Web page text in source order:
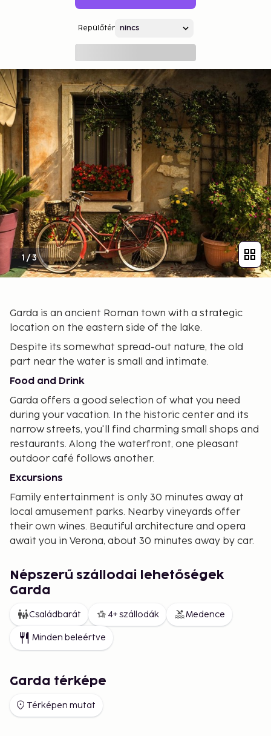
Repülőtér
1/3
Garda is an ancient Roman town with a strategic
location on the eastern side of the lake.
Despite its somewhat spread-out nature, the old
part near the water is small and intimate.
Food and Drink
Garda offers a good selection of what you need
during your vacation. In the historic center and its
narrow streets, you'll find charming small shops and
restaurants. Along the waterfront, one pleasant
outdoor café follows another.
Excursions
Family entertainment is only 30 minutes away at
local amusement parks. Nearby vineyards offer
their own wines. Beautiful architecture and opera
await you in Verona, about 30 minutes away by car.
serves as a convenient starting point for various
adventures.
Népszerű szállodai lehetőségek
Garda
Családbarát 4+ szállodák Medence
Minden beleértve
Garda térképe
Térképen mutat